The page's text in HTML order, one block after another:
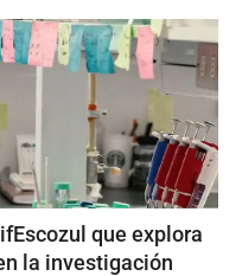
que explora
la investigación